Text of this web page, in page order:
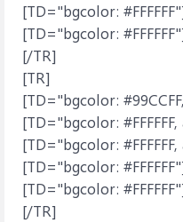
[TD="bgcolor:
[TD="bgcolor:
[/TR]
[TR]
[TD="bgcolor:
[TD="bgcolor:
[TD="bgcolor:
[TD="bgcolor:
[TD="bgcolor:
[/TR]